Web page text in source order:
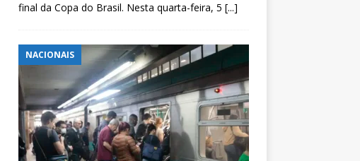
final da Copa do Brasil. Nesta quarta-feira, 5 [...]
NACIONAIS